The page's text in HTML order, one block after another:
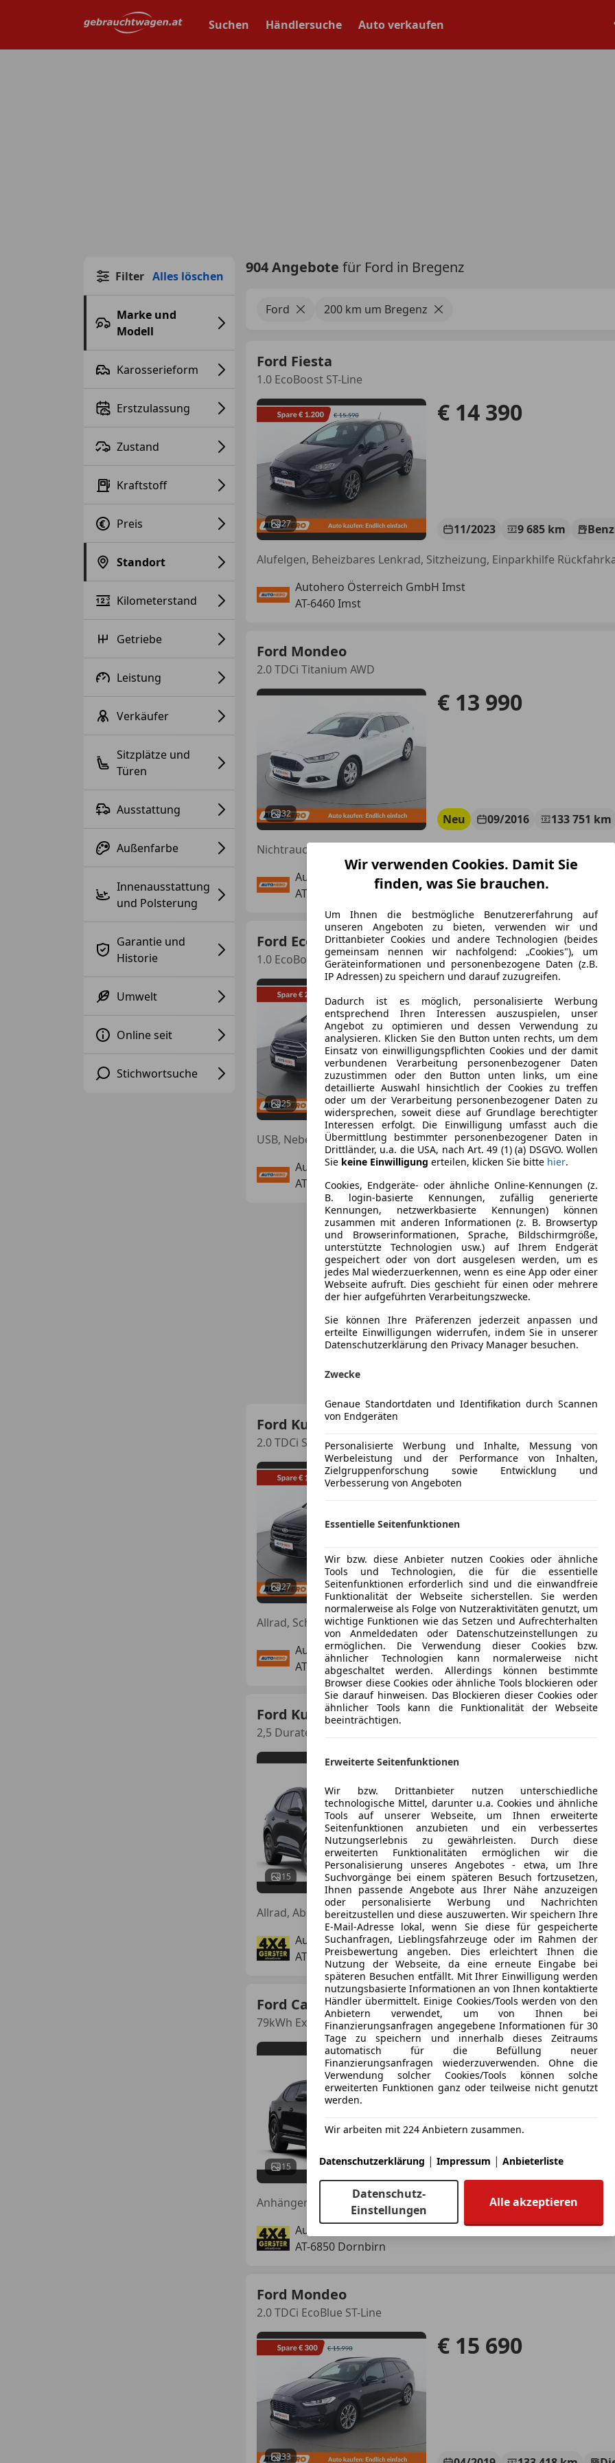
Suchen Händlersuche Auto verkaufen
Filter Alles löschen
Marke und
Modell
Karosserieform
Erstzulassung
Zustand
Kraftstoff
Preis
Standort
Kilometerstand
Getriebe
Leistung
Verkäufer
Sitzplätze und
Türen
Ausstattung
Außenfarbe
Innenausstattung
und Polsterung
Garantie und
Historie
Umwelt
Online seit
Stichwortsuche
904 Angebote für Ford in Bregenz
Ford 200 km um Bregenz
Ford Fiesta
1.0 EcoBoost ST-Line
27
€ 14 390
11/2023 9 685 km
Autohero Österreich GmbH Imst
AT-6460 Imst
Ford Mondeo
2.0 TDCi Titanium AWD
32
€ 13 990
Neu 09/2016 133 751 km
Autohero Österreich GmbH Imst
AT-6460 Imst
Ford EcoSport
1.0 EcoBoost Trend
25
€ 11 790
07/2020 25 227 km
Autohero Österreich GmbH Imst
AT-6460 Imst
Ford Kuga
2.0 TDCi ST-Line
27
€ 15 490
06/2017 72 768 km
Allrad, Scheckheftgepflegt, Sitzheizung, Garantie, ABS, Einparkhilfe
Autohero Österreich GmbH Imst
AT-6460 Imst
Ford Kuga
2,5 Duratec FHEV ST-Line Allrad Aut.
15
€ 35 990
- (Erstzulassung) 45 km
Auto Gerster GmbH
AT-6850 Dornbirn
Ford Capri
79kWh Extended Range Select
15
€ 40 990
- (Erstzulassung)
Auto Gerster GmbH
AT-6850 Dornbirn
Ford Mondeo
2.0 TDCi EcoBlue ST-Line
33
€ 15 690
Wir verwenden Cookies. Damit Sie
finden, was Sie brauchen.
Um Ihnen die bestmögliche Benutzererfahrung auf
unseren Angeboten zu bieten, verwenden wir und
Drittanbieter Cookies und andere Technologien (beides
gemeinsam nennen wir nachfolgend: „Cookies"), um
Geräteinformationen und personenbezogene Daten (z.B.
IP Adressen) zu speichern und darauf zuzugreifen.
Dadurch ist es möglich, personalisierte Werbung
entsprechend Ihren Interessen auszuspielen, unser
Angebot zu optimieren und dessen Verwendung zu
analysieren. Klicken Sie den Button unten rechts, um dem
Einsatz von einwilligungspflichten Cookies und der damit
verbundenen Verarbeitung personenbezogener Daten
zuzustimmen oder den Button unten links, um eine
detaillierte Auswahl hinsichtlich der Cookies zu treffen
oder um der Verarbeitung personenbezogener Daten zu
widersprechen, soweit diese auf Grundlage berechtigter
Interessen erfolgt. Die Einwilligung umfasst auch die
Übermittlung bestimmter personenbezogener Daten in
Drittländer, u.a. die USA, nach Art. 49 (1) (a) DSGVO. Wollen
Sie keine Einwilligung erteilen, klicken Sie bitte hier.
Cookies, Endgeräte- oder ähnliche Online-Kennungen (z.
B. login-basierte Kennungen, zufällig generierte
Kennungen, netzwerkbasierte Kennungen) können
zusammen mit anderen Informationen (z. B. Browsertyp
und Browserinformationen, Sprache, Bildschirmgröße,
unterstützte Technologien usw.) auf Ihrem Endgerät
gespeichert oder von dort ausgelesen werden, um es
jedes Mal wiederzuerkennen, wenn es eine App oder einer
Webseite aufruft. Dies geschieht für einen oder mehrere
der hier aufgeführten Verarbeitungszwecke.
Sie können Ihre Präferenzen jederzeit anpassen und
erteilte Einwilligungen widerrufen, indem Sie in unserer
Datenschutzerklärung den Privacy Manager besuchen.
Zwecke
Genaue Standortdaten und Identifikation durch Scannen
von Endgeräten
Personalisierte Werbung und Inhalte, Messung von
Werbeleistung und der Performance von Inhalten,
Zielgruppenforschung sowie Entwicklung und
Verbesserung von Angeboten
Essentielle Seitenfunktionen
Wir bzw. diese Anbieter nutzen Cookies oder ähnliche
Tools und Technologien, die für die essentielle
Seitenfunktionen erforderlich sind und die einwandfreie
Funktionalität der Webseite sicherstellen. Sie werden
normalerweise als Folge von Nutzeraktivitäten genutzt, um
wichtige Funktionen wie das Setzen und Aufrechterhalten
von Anmeldedaten oder Datenschutzeinstellungen zu
ermöglichen. Die Verwendung dieser Cookies bzw.
ähnlicher Technologien kann normalerweise nicht
abgeschaltet werden. Allerdings können bestimmte
Browser diese Cookies oder ähnliche Tools blockieren oder
Sie darauf hinweisen. Das Blockieren dieser Cookies oder
ähnlicher Tools kann die Funktionalität der Webseite
beeinträchtigen.
Erweiterte Seitenfunktionen
Wir bzw. Drittanbieter nutzen unterschiedliche
technologische Mittel, darunter u.a. Cookies und ähnliche
Tools auf unserer Webseite, um Ihnen erweiterte
Seitenfunktionen anzubieten und ein verbessertes
Nutzungserlebnis zu gewährleisten. Durch diese
erweiterten Funktionalitäten ermöglichen wir die
Personalisierung unseres Angebotes - etwa, um Ihre
Suchvorgänge bei einem späteren Besuch fortzusetzen,
Ihnen passende Angebote aus Ihrer Nähe anzuzeigen
oder personalisierte Werbung und Nachrichten
bereitzustellen und diese auszuwerten. Wir speichern Ihre
E-Mail-Adresse lokal, wenn Sie diese für gespeicherte
Suchanfragen, Lieblingsfahrzeuge oder im Rahmen der
Preisbewertung angeben. Dies erleichtert Ihnen die
Nutzung der Webseite, da eine erneute Eingabe bei
späteren Besuchen entfällt. Mit Ihrer Einwilligung werden
nutzungsbasierte Informationen an von Ihnen kontaktierte
Händler übermittelt. Einige Cookies/Tools werden von den
Anbietern verwendet, um von Ihnen bei
Finanzierungsanfragen angegebene Informationen für 30
Tage zu speichern und innerhalb dieses Zeitraums
automatisch für die Befüllung neuer
Finanzierungsanfragen wiederzuverwenden. Ohne die
Verwendung solcher Cookies/Tools können solche
erweiterten Funktionen ganz oder teilweise nicht genutzt
werden.
Wir arbeiten mit 224 Anbietern zusammen.
Datenschutzerklärung | Impressum | Anbieterliste
Datenschutz-
Einstellungen
Alle akzeptieren